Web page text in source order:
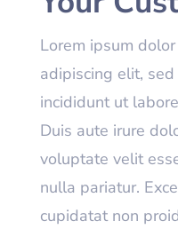
Lorem ipsum
adipiscing elit,
incididunt ut
Duis aute irure
voluptate velit
nulla pariatur.
cupidatat non